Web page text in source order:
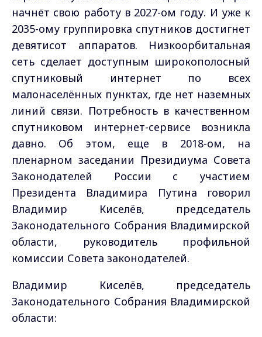
начнёт свою работу в 2027-ом году. И уже к
2035-ому группировка спутников достигнет
девятисот аппаратов. Низкоорбитальная
сеть сделает доступным широкополосный
спутниковый интернет по всех
малонаселённых пунктах, где нет наземных
линий связи. Потребность в качественном
спутниковом интернет-сервисе возникла
давно. Об этом, еще в 2018-ом, на
пленарном заседании Президиума Совета
Законодателей России с участием
Президента Владимира Путина говорил
Владимир Киселёв, председатель
Законодательного Собрания Владимирской
области, руководитель профильной
комиссии Совета законодателей.
Владимир Киселёв, председатель
Законодательного Собрания Владимирской
области: